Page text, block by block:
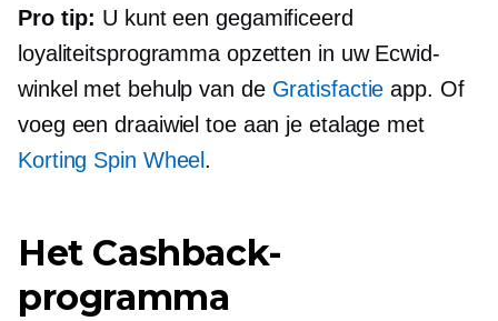
Pro tip: U kunt een gegamificeerd
loyaliteitsprogramma opzetten in uw Ecwid-
winkel met behulp van de Gratisfactie app. Of
voeg een draaiwiel toe aan je etalage met
Korting Spin Wheel .
Het Cashback-
programma